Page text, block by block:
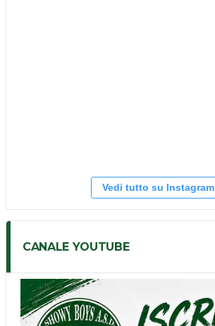
Vedi tutto su Instagram
CANALE YOUTUBE